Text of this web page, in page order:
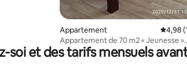
Appartement
4,98
Appartement de 70 m2 « Jeunesse »
avec balcon
soi et des tarifs mensuels